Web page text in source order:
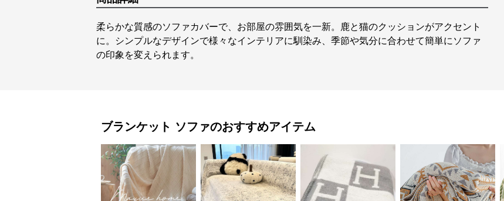
柔らかな質感のソファカバーで、お部屋の雰囲気を一新。鹿と猫のクッションがアクセント
に。シンプルなデザインで様々なインテリアに馴染み、季節や気分に合わせて簡単にソファ
の印象を変えられます。
ブランケット ソファのおすすめアイテム